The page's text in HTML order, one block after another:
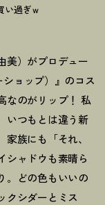
い過ぎｗ
美）がプロデュー
ショップ）』のコス
なのがリップ！ 私
いつもとは違う新
族にも「それ、
シャドウも素晴ら
。どの色もいいの
クシダーとミス